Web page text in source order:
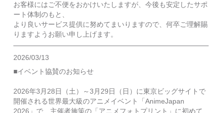
お客様にはご不便をおかけいたしますが、今後も安定したサポ
ート体制のもと、
より良いサービス提供に努めてまいりますので、何卒ご理解賜
りますようお願い申し上げます。
2026/03/13
■イベント協賛のお知らせ
2026年3月28日（土）～3月29日（日）に東京ビッグサイトで
開催される世界最大級のアニメイベント「AnimeJapan
2026」で、主催者施策の「アニメフォトプリント」に初めて